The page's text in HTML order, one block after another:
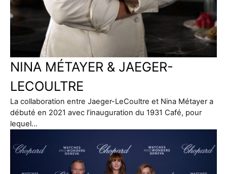
NINA MÉTAYER & JAEGER-
LECOULTRE
La collaboration entre Jaeger-LeCoultre et Nina Métayer a
débuté en 2021 avec l’inauguration du 1931 Café, pour
lequel…